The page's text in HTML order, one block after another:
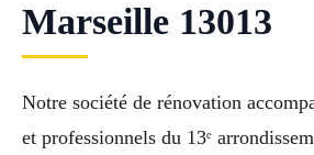
Marseille 13013
Notre société de rénovation
et professionnels du 13ᵉ